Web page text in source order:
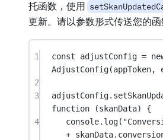
托函数，使用
更新。请以参数形式传送您的函
1 const adjustConfig =
AdjustConfig(appToken,
2
3
adjustConfig.
function (skanData) {
4
console. log(
+